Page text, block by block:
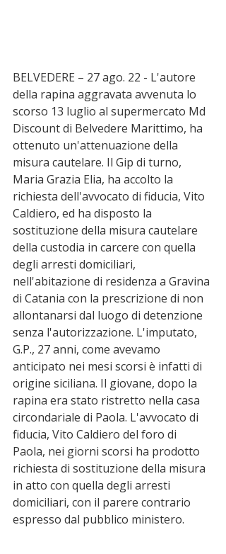
BELVEDERE – 27 ago. 22 - L'autore
della rapina aggravata avvenuta lo
scorso 13 luglio al supermercato Md
Discount di Belvedere Marittimo, ha
ottenuto un'attenuazione della
misura cautelare. Il Gip di turno,
Maria Grazia Elia, ha accolto la
richiesta dell'avvocato di fiducia, Vito
Caldiero, ed ha disposto la
sostituzione della misura cautelare
della custodia in carcere con quella
degli arresti domiciliari,
nell'abitazione di residenza a Gravina
di Catania con la prescrizione di non
allontanarsi dal luogo di detenzione
senza l'autorizzazione. L'imputato,
G.P., 27 anni, come avevamo
anticipato nei mesi scorsi è infatti di
origine siciliana. Il giovane, dopo la
rapina era stato ristretto nella casa
circondariale di Paola. L'avvocato di
fiducia, Vito Caldiero del foro di
Paola, nei giorni scorsi ha prodotto
richiesta di sostituzione della misura
in atto con quella degli arresti
domiciliari, con il parere contrario
espresso dal pubblico ministero.